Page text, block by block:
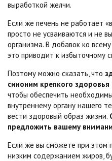
выработкой желчи.
Если же печень не работает
просто не усваиваются и не
организма. В добавок ко
это приводит к избыточному
Поэтому можно сказать, что
синоним крепкого
чтобы обеспечить
внутреннему органу нашего
вести здоровый образ жизни.
предложить вашему
Если же вы сможете при этом
низким содержанием жиров,